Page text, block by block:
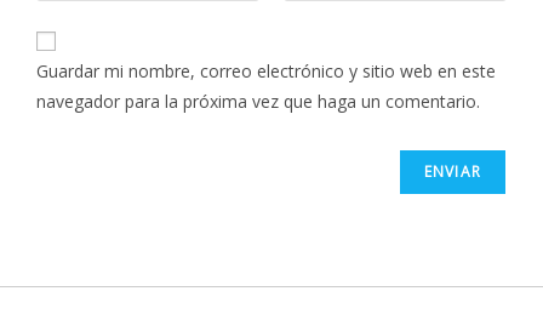
Guardar mi nombre, correo electrónico y sitio web en este
navegador para la próxima vez que haga un comentario.